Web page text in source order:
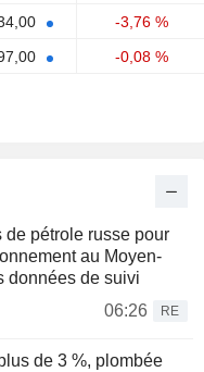
-3,76 %
-0,08 %
pétrole russe pour
au Moyen-
données de suivi
06:26
RE
de 3 %, plombée